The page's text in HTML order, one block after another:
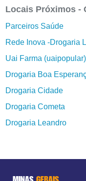
Locais Próximos -
Parceiros Saúde
Rede Inova -Drogaria
Uai Farma
Drogaria Boa
Drogaria Cidade
Drogaria Cometa
Drogaria Leandro